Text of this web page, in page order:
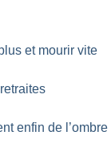
et mourir vite
enfin de l’ombre